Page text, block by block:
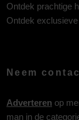
Ontdek prachtige
Ontdek
Neem
Adverteren op
man in de